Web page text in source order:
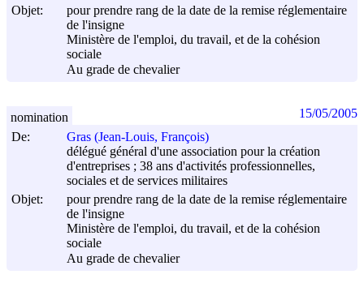
Objet:
pour prendre rang de la date de la remise réglementaire
de l'insigne
Ministère de l'emploi, du travail, et de la cohésion
sociale
Au grade de chevalier
De:
Gras (Jean-Louis, François)
délégué général d'une association pour la création
d'entreprises ; 38 ans d'activités professionnelles,
sociales et de services militaires
Objet:
pour prendre rang de la date de la remise réglementaire
de l'insigne
Ministère de l'emploi, du travail, et de la cohésion
sociale
Au grade de chevalier
nomination 15/05/2005